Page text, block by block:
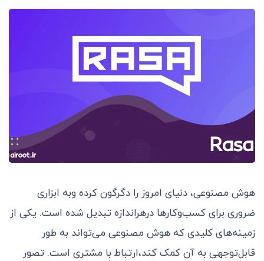
هوش مصنوعی، دنیای امروز را دگرگون کرده وبه ابزاری
ضروری برای کسب‌وکارها درهراندازه تبدیل شده است. یکی از
زمینه‌های کلیدی که هوش مصنوعی می‌تواند به طور
قابل‌توجهی به آن کمک کند،ارتباط با مشتری است. تصور